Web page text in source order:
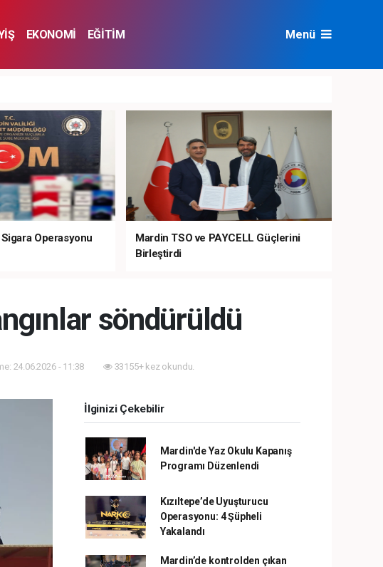
EKONOMİ
EĞİTİM
Menü
Operasyonu
Mardin TSO ve PAYCELL Güçlerini
Birleştirdi
söndürüldü
24.06.2026 - 11:38 33155+ kez okundu.
İlginizi Çekebilir
Mardin'de Yaz Okulu Kapanış
Programı Düzenlendi
Kızıltepe’de Uyuşturucu
Operasyonu: 4 Şüpheli
Yakalandı
Mardin’de kontrolden çıkan